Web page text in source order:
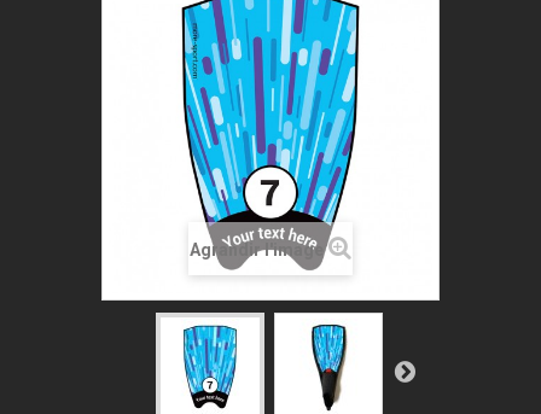
Agrandir l'image